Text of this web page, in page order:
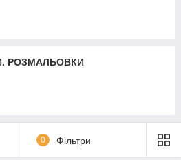
РОЗМАЛЬОВКИ
0 Фільтри